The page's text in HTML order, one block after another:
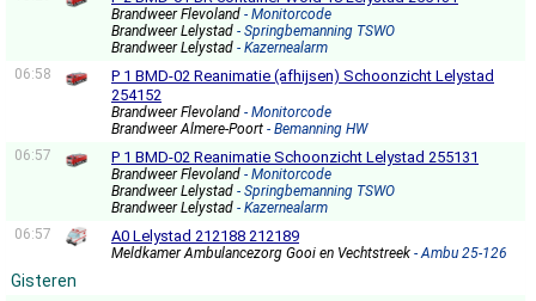
Brandweer Flevoland - Monitorcode
Brandweer Lelystad - Springbemanning TSWO
Brandweer Lelystad - Kazernealarm
06:58
P 1 BMD-02 Reanimatie (afhijsen) Schoonzicht Lelystad
254152
Brandweer Flevoland - Monitorcode
Brandweer Almere-Poort - Bemanning HW
06:57
P 1 BMD-02 Reanimatie Schoonzicht Lelystad 255131
Brandweer Flevoland - Monitorcode
Brandweer Lelystad - Springbemanning TSWO
Brandweer Lelystad - Kazernealarm
06:57
A0 Lelystad 212188 212189
Meldkamer Ambulancezorg Gooi en Vechtstreek - Ambu 25-126
Gisteren